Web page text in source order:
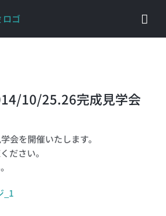
10/25.26完成見学会
を開催いたします。
ださい。